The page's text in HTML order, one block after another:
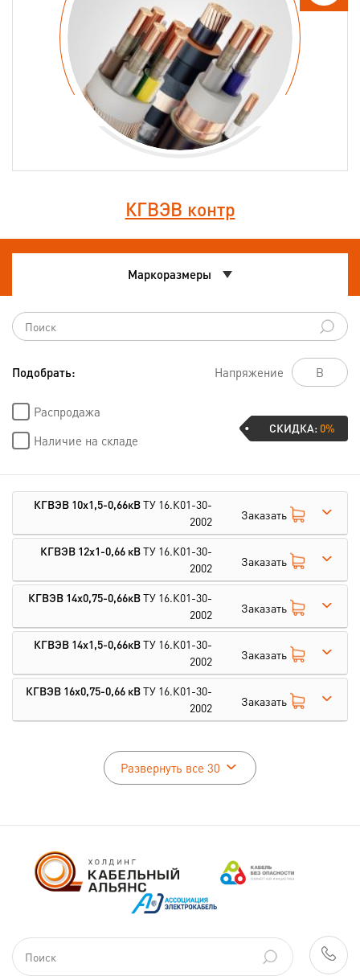
КГВЭВ контр
Маркоразмеры
Подобрать: Напряжение
Распродажа
Наличие на складе
СКИДКА:0%
КГВЭВ 10х1,5-0,66кВТУ 16.К01-30-
2002
Заказать
КГВЭВ 12х1-0,66 кВТУ 16.К01-30-
2002
Заказать
КГВЭВ 14х0,75-0,66кВТУ 16.К01-30-
2002
Заказать
КГВЭВ 14х1,5-0,66кВТУ 16.К01-30-
2002
Заказать
КГВЭВ 16х0,75-0,66 кВТУ 16.К01-30-
2002
Заказать
Развернуть все 30